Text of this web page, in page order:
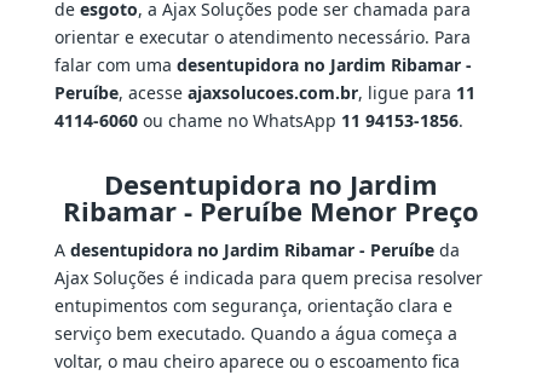
de esgoto, a Ajax Soluções pode ser chamada para
orientar e executar o atendimento necessário. Para
falar com uma desentupidora no Jardim Ribamar -
Peruíbe, acesse ajaxsolucoes.com.br, ligue para 11
4114-6060ou chame no WhatsApp 11 94153-1856.
Desentupidora no Jardim
Ribamar - Peruíbe Menor Preço
A desentupidora no Jardim Ribamar - Peruíbeda
Ajax Soluções é indicada para quem precisa resolver
entupimentos com segurança, orientação clara e
serviço bem executado. Quando a água começa a
voltar, o mau cheiro aparece ou o escoamento fica